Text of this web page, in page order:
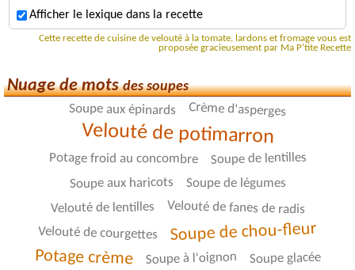
Afficher le lexique dans la recette
Cette recette de cuisine de velouté à la tomate, lardons et fromage vous est
proposée gracieusement par Ma P'tite Recette
Nuage de motsdes soupes
Soupe aux épinards Crème d'asperges
Velouté de potimarron
Potage froid au concombre Soupe de lentilles
Soupe aux haricots Soupe de légumes
Velouté de lentilles Velouté de fanes de radis
Velouté de courgettes Soupe de chou-fleur
Potage crème Soupe à l'oignon Soupe glacée